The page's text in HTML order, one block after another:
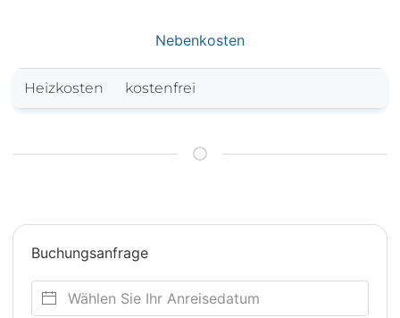
Nebenkosten
Heizkosten kostenfrei
Buchungsanfrage